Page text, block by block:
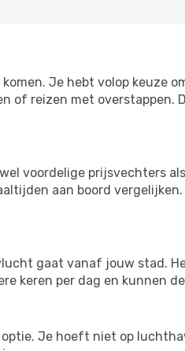
Je hebt volop keuze
of reizen met overstappen.
voordelige prijsvechters
aan boord
gaat vanaf jouw stad.
keren per dag en kunnen
Je hoeft niet op